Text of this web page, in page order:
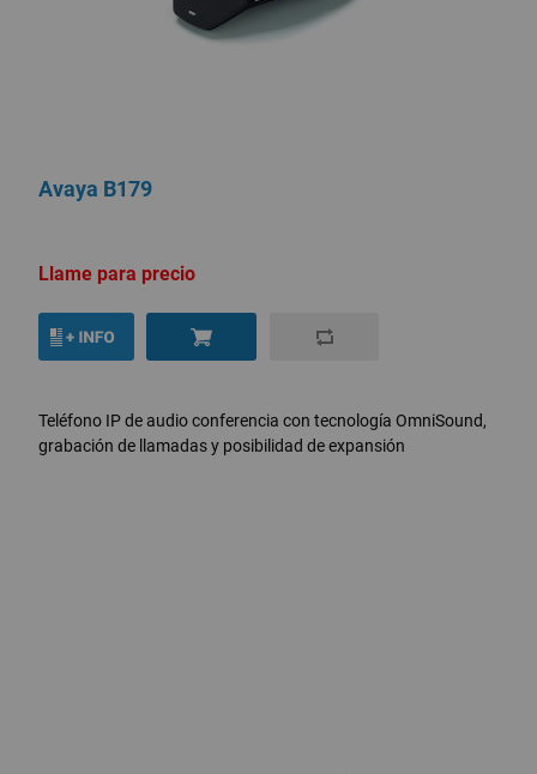
Avaya B179
Llame para precio
Teléfono IP de audio conferencia con tecnología OmniSound,
grabación de llamadas y posibilidad de expansión